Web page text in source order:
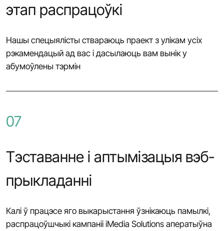
этап распрацоўкі
Нашы спецыялісты ствараюць праект з улікам усіх
рэкамендацый ад вас і дасылаюць вам вынік у
абумоўлены тэрмін
07
Тэставанне і аптымізацыя вэб-
прыкладанні
Калі ў працэсе яго выкарыстання ўзнікаюць памылкі,
распрацоўшчыкі кампаніі iMedia Solutions аператыўна